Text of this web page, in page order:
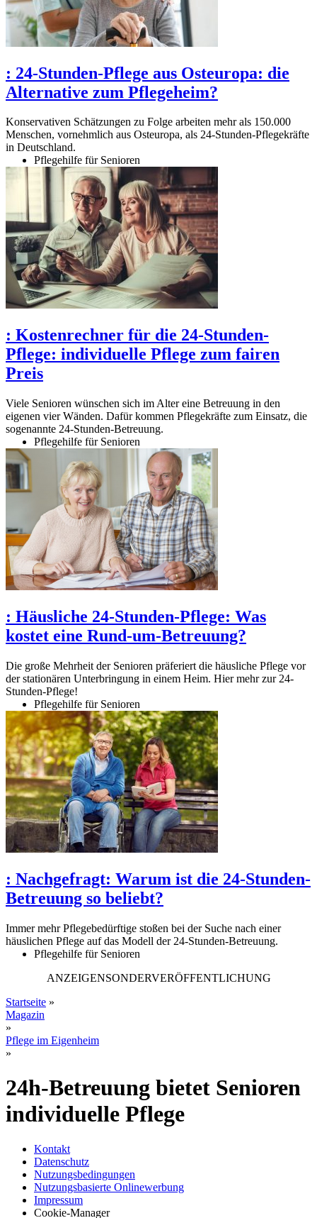
: 24-Stunden-Pflege aus Osteuropa: die
Alternative zum Pflegeheim?
Konservativen Schätzungen zu Folge arbeiten mehr als 150.000
Menschen, vornehmlich aus Osteuropa, als 24-Stunden-Pflegekräfte
in Deutschland.
Pflegehilfe für Senioren
: Kostenrechner für die 24-Stunden-
Pflege: individuelle Pflege zum fairen
Preis
Viele Senioren wünschen sich im Alter eine Betreuung in den
eigenen vier Wänden. Dafür kommen Pflegekräfte zum Einsatz, die
sogenannte 24-Stunden-Betreuung.
Pflegehilfe für Senioren
: Häusliche 24-Stunden-Pflege: Was
kostet eine Rund-um-Betreuung?
Die große Mehrheit der Senioren präferiert die häusliche Pflege vor
der stationären Unterbringung in einem Heim. Hier mehr zur 24-
Stunden-Pflege!
Pflegehilfe für Senioren
: Nachgefragt: Warum ist die 24-Stunden-
Betreuung so beliebt?
Immer mehr Pflegebedürftige stoßen bei der Suche nach einer
häuslichen Pflege auf das Modell der 24-Stunden-Betreuung.
Pflegehilfe für Senioren
ANZEIGENSONDERVERÖFFENTLICHUNG
Startseite »
Magazin
»
Pflege im Eigenheim
»
24h-Betreuung bietet Senioren
individuelle Pflege
Kontakt
Datenschutz
Nutzungsbedingungen
Nutzungsbasierte Onlinewerbung
Impressum
Cookie-Manager